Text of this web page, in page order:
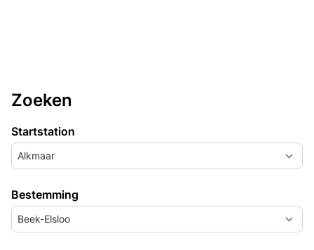
Zoeken
Startstation
Alkmaar
Bestemming
Beek-Elsloo